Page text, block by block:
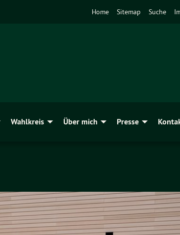
Home Sitemap Suche
Wahlkreis Über mich Presse